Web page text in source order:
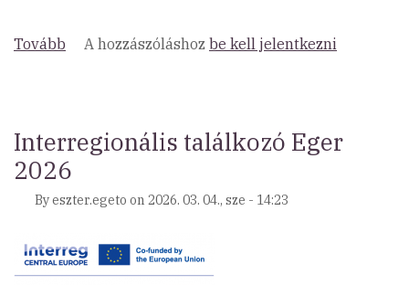
Tovább (Interregionális
A hozzászóláshoz be kell jelentkezni
Interregionális találkozó Eger
2026
Byeszter.egeto on 2026. 03. 04., sze - 14:23